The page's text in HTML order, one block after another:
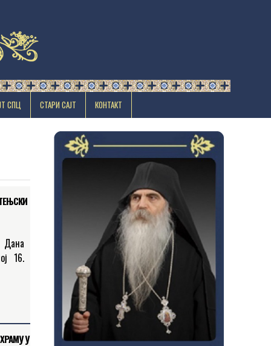
СПЦ СТАРИ САЈТ КОНТАКТ
16.
у
У